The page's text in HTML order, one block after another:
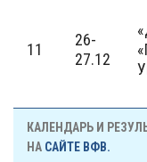
11
26-
27.12
КАЛЕНДАРЬ И
НА САЙТЕ ВФВ.